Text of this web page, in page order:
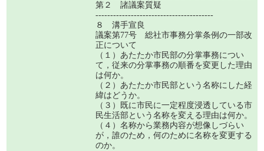
第２ 諸議案質疑
----------------------------------------
８ 溝手宣良
議案第77号 総社市事務分掌条例の一部改
正について
（１）あたたか市民部の分掌事務につい
て，従来の分掌事務の順番を変更した理由
は何か。
（２）あたたか市民部という名称にした経
緯はどうか。
（３）既に市民に一定程度浸透している市
民生活部という名称を変える理由は何か。
（４）名称から業務内容が想像しづらい
が，誰のため，何のために名称を変更する
のか。